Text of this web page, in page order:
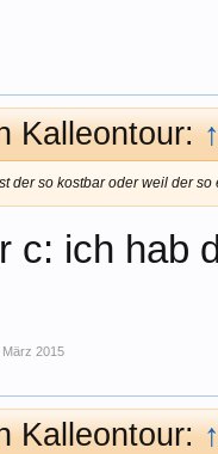
Kalleontour:
der so kostbar oder weil der
c: ich hab
März 2015
Kalleontour: